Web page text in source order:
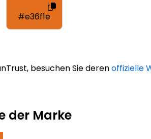
#e36f1e
besuchen Sie derenoffizielle
der Marke